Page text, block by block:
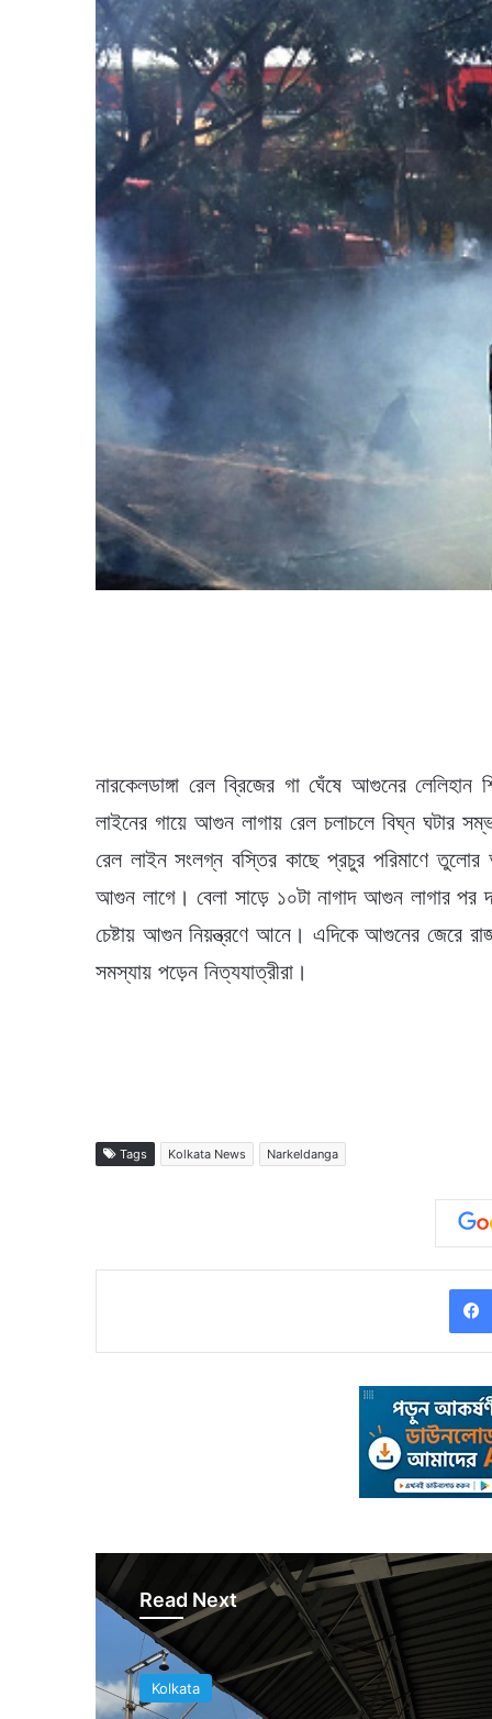
নারকেলডাঙ্গা রেল ব্রিজের গা ঘেঁষে আগুনের
লাইনের গায়ে আগুন লাগায় রেল চলাচলে বিঘ্ন ঘটার
রেল লাইন সংলগ্ন বস্তির কাছে প্রচুর পরিমাণে
আগুন লাগে। বেলা সাড়ে ১০টা নাগাদ আগুন লাগার পর
চেষ্টায় আগুন নিয়ন্ত্রণে আনে। এদিকে আগুনের জেরে
সমস্যায় পড়েন নিত্যযাত্রীরা।
Tags Kolkata News Narkeldanga
Read Next
Kolkata